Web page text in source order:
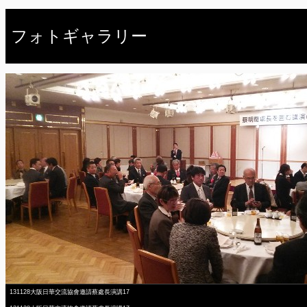
フォトギャラリー
131128大阪日華交流協會邀請蔡處長演講17